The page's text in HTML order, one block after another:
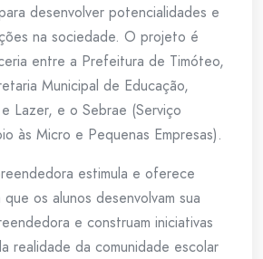
desenvolver potencialidades e
na sociedade. O projeto é
entre a Prefeitura de Timóteo,
Municipal de Educação,
Lazer, e o Sebrae (Serviço
às Micro e Pequenas Empresas).
estimula e oferece
os alunos desenvolvam sua
e construam iniciativas
realidade da comunidade escolar